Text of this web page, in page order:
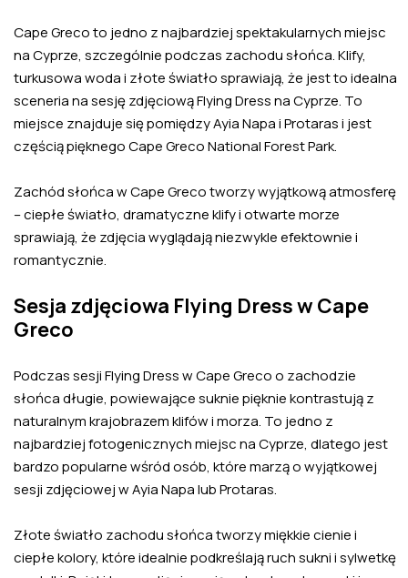
Cape Greco to jedno z najbardziej spektakularnych miejsc
na Cyprze, szczególnie podczas zachodu słońca. Klify,
turkusowa woda i złote światło sprawiają, że jest to idealna
sceneria na sesję zdjęciową Flying Dress na Cyprze. To
miejsce znajduje się pomiędzy Ayia Napa i Protaras i jest
częścią pięknego Cape Greco National Forest Park.
Zachód słońca w Cape Greco tworzy wyjątkową atmosferę
– ciepłe światło, dramatyczne klify i otwarte morze
sprawiają, że zdjęcia wyglądają niezwykle efektownie i
romantycznie.
Sesja zdjęciowa Flying Dress w Cape
Greco
Podczas sesji Flying Dress w Cape Greco o zachodzie
słońca długie, powiewające suknie pięknie kontrastują z
naturalnym krajobrazem klifów i morza. To jedno z
najbardziej fotogenicznych miejsc na Cyprze, dlatego jest
bardzo popularne wśród osób, które marzą o wyjątkowej
sesji zdjęciowej w Ayia Napa lub Protaras.
Złote światło zachodu słońca tworzy miękkie cienie i
ciepłe kolory, które idealnie podkreślają ruch sukni i sylwetkę